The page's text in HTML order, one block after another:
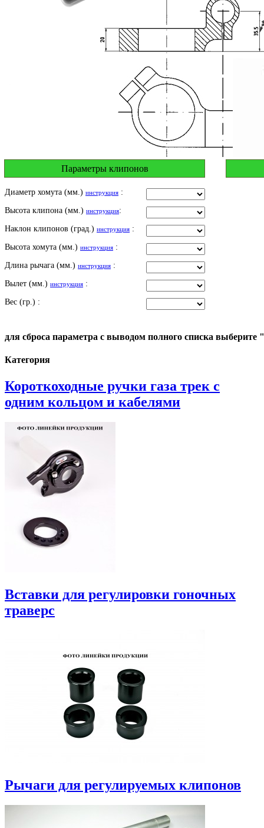
Параметры клипонов
Диаметр хомута (мм.) инструкция :
Высота клипона (мм.) инструкция:
Наклон клипонов (град.) инструкция :
Высота хомута (мм.) инструкция :
Длина рычага (мм.) инструкция :
Вылет (мм.) инструкция :
Вес (гр.) :
для сброса параметра с выводом полного списка
Категория
Короткоходные ручки газа трек с
одним кольцом и кабелями
Вставки для регулировки гоночных
траверс
Рычаги для регулируемых клипонов